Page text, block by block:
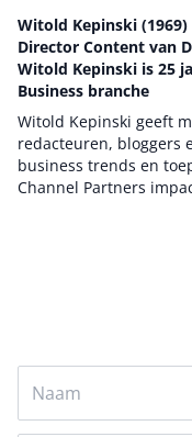
Witold Kepinski
Director Content van
Witold Kepinski is 25
Business branche
Witold Kepinski geeft
redacteuren, bloggers
business trends en
Channel Partners